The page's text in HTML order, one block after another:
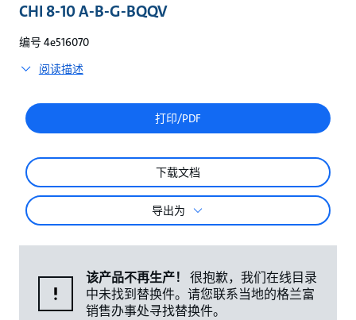
CHI 8-10 A-B-G-BQQV
编号 4e516070
阅读描述
打印/PDF
下载文档
导出为
该产品不再生产！
很抱歉，我们在线目录
中未找到替换件。请您联系当地的格兰富
销售办事处寻找替换件。